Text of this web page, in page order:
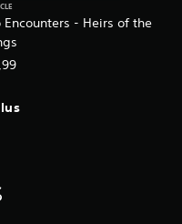
Encounters - Heirs of the